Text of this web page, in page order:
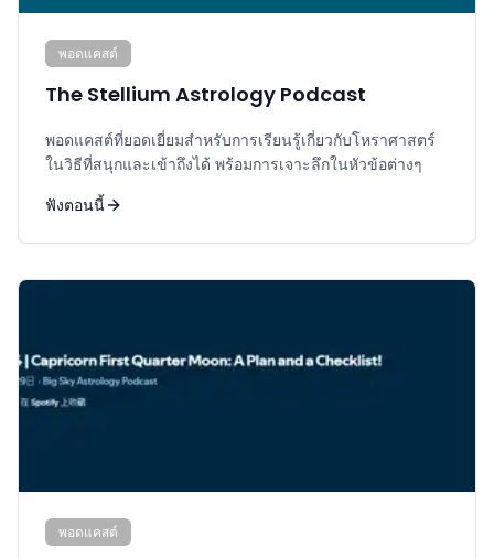
พอดแคสต์
The Stellium Astrology Podcast
พอดแคสต์ที่ยอดเยี่ยมสำหรับการเรียนรู้เกี่ยวกับโหราศาสตร์
ในวิธีที่สนุกและเข้าถึงได้ พร้อมการเจาะลึกในหัวข้อต่างๆ
ฟังตอนนี้
พอดแคสต์